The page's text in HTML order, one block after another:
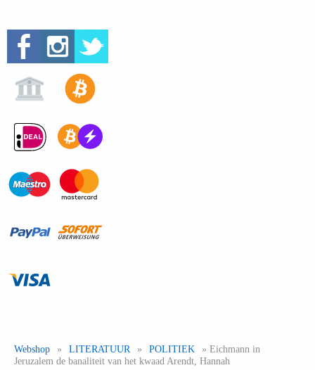
Webshop » LITERATUUR » POLITIEK
» Eichmann in
Jeruzalem de banaliteit van het kwaad Arendt, Hannah